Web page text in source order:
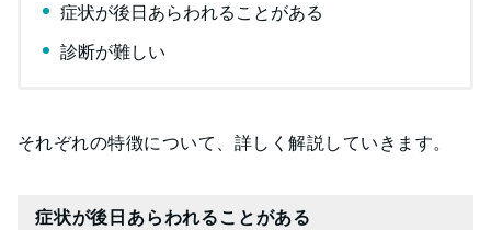
症状が後日あらわれることがある
診断が難しい
それぞれの特徴について、詳しく解説していきます。
症状が後日あらわれることがある